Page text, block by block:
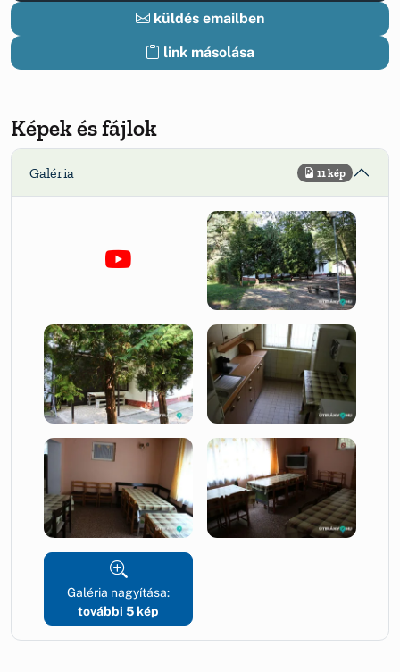
küldés emailben
link másolása
Képek és fájlok
Galéria 11 kép
Galéria nagyítása:
további 5 kép